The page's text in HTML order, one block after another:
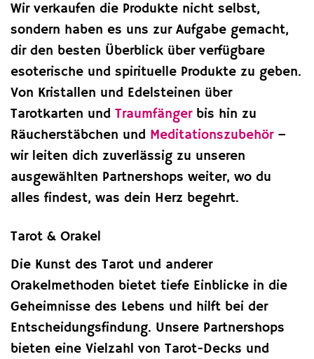
Wir verkaufen die Produkte nicht selbst,
sondern haben es uns zur Aufgabe gemacht,
dir den besten Überblick über verfügbare
esoterische und spirituelle Produkte zu geben.
Von Kristallen und Edelsteinen über
Tarotkarten und Traumfängerbis hin zu
Räucherstäbchen und Meditationszubehör–
wir leiten dich zuverlässig zu unseren
ausgewählten Partnershops weiter, wo du
alles findest, was dein Herz begehrt.
Tarot & Orakel
Die Kunst des Tarot und anderer
Orakelmethoden bietet tiefe Einblicke in die
Geheimnisse des Lebens und hilft bei der
Entscheidungsfindung. Unsere Partnershops
bieten eine Vielzahl von Tarot-Decks und